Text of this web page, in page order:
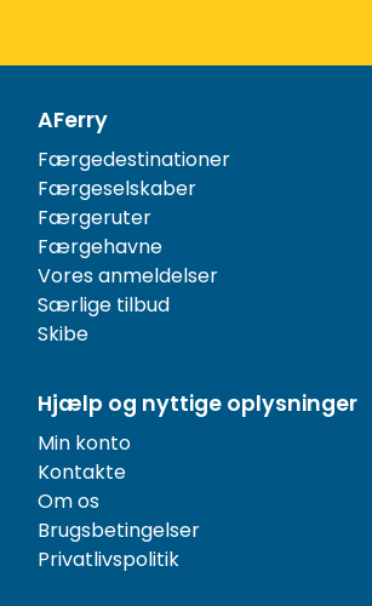
AFerry
Færgedestinationer
Færgeselskaber
Færgeruter
Færgehavne
Vores anmeldelser
Særlige tilbud
Skibe
Hjælp og nyttige oplysninger
Min konto
Kontakte
Om os
Brugsbetingelser
Privatlivspolitik